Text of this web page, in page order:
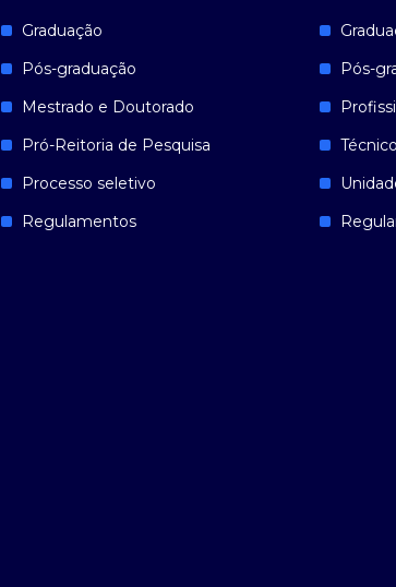
Graduação
Pós-graduação
Mestrado e Doutorado
Pró-Reitoria de Pesquisa
Processo seletivo
Regulamentos
Pós-